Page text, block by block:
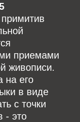
приемами
живописи.
на его
в виде
с точки
- это